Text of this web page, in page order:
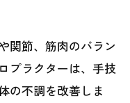
関節、筋肉のバラン
プラクターは、手技
の不調を改善しま